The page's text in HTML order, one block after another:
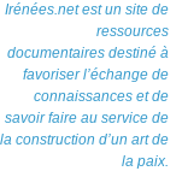
Irénées.net est un site de
ressources
documentaires destiné à
favoriser l’échange de
connaissances et de
savoir faire au service de
la construction d’un art de
la paix.